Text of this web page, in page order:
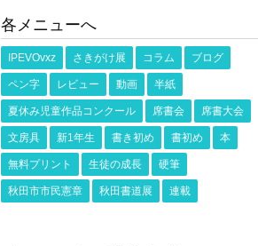
各メニューへ
IPEVOvxz さきがけ展 コラム ブログ
ペン字 レビュー 動画 半紙
夏休み児童作品コンクール 席書会 席書大会
文房具 新1年生 書き初め 書初め 本
無料プリント 生徒の成長 硬筆
秋田市市民憲章 秋田書道展 連載